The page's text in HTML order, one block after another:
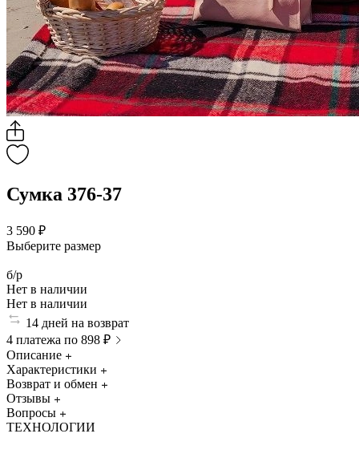
Сумка 376-37
3 590 ₽
Выберите размер
б/р
Нет в наличии
Нет в наличии
14 дней на возврат
4 платежа по 898 ₽
Описание
Характеристики
Возврат и обмен
Отзывы
Вопросы
ТЕХНОЛОГИИ